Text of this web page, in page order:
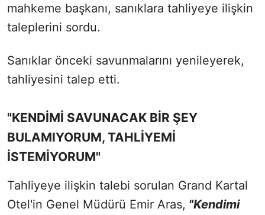
mahkeme başkanı, sanıklara tahliyeye ilişkin
taleplerini sordu.
Sanıklar önceki savunmalarını yenileyerek,
tahliyesini talep etti.
"KENDİMİ SAVUNACAK BİR ŞEY
BULAMIYORUM, TAHLİYEMİ
İSTEMİYORUM"
Tahliyeye ilişkin talebi sorulan Grand Kartal
Otel'in Genel Müdürü Emir Aras, "Kendimi